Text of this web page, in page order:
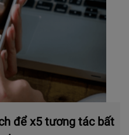
để x5 tương tác bất